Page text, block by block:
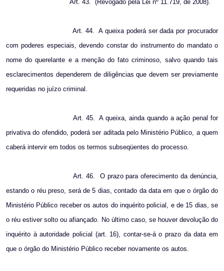
Art. 43. (Revogado pela Lei nº 11.719, de 2008).
Art. 44.
A queixa poderá ser dada por procurador
com poderes especiais, devendo constar do instrumento do mandato o
nome do querelante e a menção do fato criminoso, salvo quando tais
esclarecimentos dependerem de diligências que devem ser previamente
requeridas no juízo criminal.
Art. 45.
A queixa, ainda quando a ação penal for
privativa do ofendido, poderá ser aditada pelo Ministério Público, a quem
caberá intervir em todos os termos subseqüentes do processo.
Art. 46.
O prazo para oferecimento da denúncia,
estando o réu preso, será de 5 dias, contado da data em que o órgão do
Ministério Público receber os autos do inquérito policial, e de 15 dias, se
o réu estiver solto ou afiançado. No último caso, se houver devolução do
inquérito à autoridade policial (art. 16), contar-se-á o prazo da data em
que o órgão do Ministério Público receber novamente os autos.